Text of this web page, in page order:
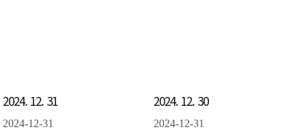
2024. 12. 31
2024-12-31
2024. 12. 30
2024-12-31